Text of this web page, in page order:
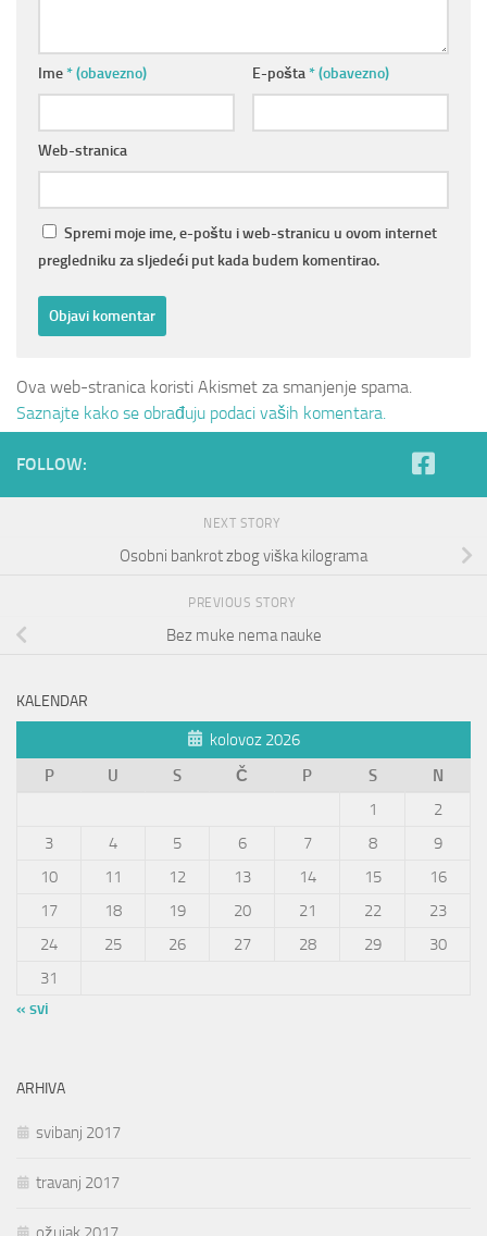
Ime* (obavezno) E-pošta* (obavezno)
Web-stranica
Spremi moje ime, e-poštu i web-stranicu u ovom internet
pregledniku za sljedeći put kada budem komentirao.
Ova web-stranica koristi Akismet za smanjenje spama.
Saznajte kako se obrađuju podaci vaših komentara.
FOLLOW:
NEXT STORY
Osobni bankrot zbog viška kilograma
PREVIOUS STORY
Bez muke nema nauke
KALENDAR
kolovoz 2026
P
U S Č P S
N
1
2
3
4 5 6 7 8
9
10
11 12 13 14 15
16
17
18 19 20 21 22
23
24
25 26 27 28 29
30
31
« svi
ARHIVA
svibanj 2017
travanj 2017